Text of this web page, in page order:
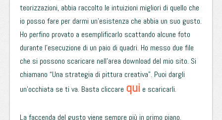
teorizzazioni, abbia raccolto le intuizioni migliori di quello che
io posso fare per darmi un’esistenza che abbia un suo gusto.
Ho perfino provato a esemplificarlo scattando alcune foto
durante l’esecuzione di un paio di quadri. Ho messo due file
che si possono scaricare nell’area download del mio sito. Si
chiamano “Una strategia di pittura creativa”. Puoi dargli
un’occhiata se ti va. Basta cliccare qui e scaricarli.
La faccenda del gusto viene sempre più in primo piano.